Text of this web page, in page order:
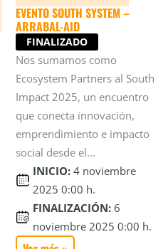
EVENTO SOUTH SYSTEM –
ARRABAL-AID
FINALIZADO
Nos sumamos como
Ecosystem Partners al South
Impact 2025, un encuentro
que conecta innovación,
emprendimiento e impacto
social desde el...
INICIO: 4 noviembre
2025 0:00 h.
FINALIZACIÓN: 6
noviembre 2025 0:00 h.